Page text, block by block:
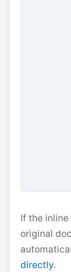
If the
original
directly.